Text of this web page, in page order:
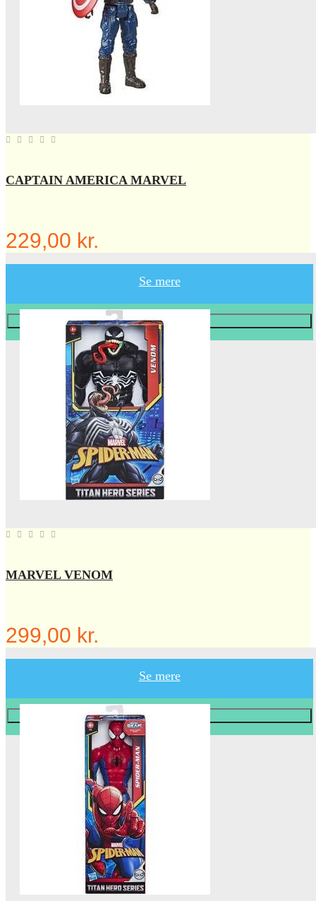
CAPTAIN AMERICA MARVEL
229,00 kr.
Se mere
Læg i KURV
MARVEL VENOM
299,00 kr.
Se mere
Læg i KURV